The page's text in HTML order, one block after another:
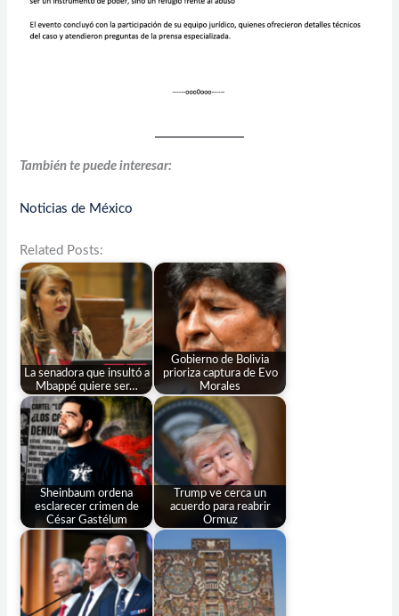
También te puede interesar:
Noticias de México
Related Posts:
La senadora que insultó a
Mbappé quiere ser…
Gobierno de Bolivia
prioriza captura de Evo
Morales
Sheinbaum ordena
esclarecer crimen de
César Gastélum
Trump ve cerca un
acuerdo para reabrir
Ormuz